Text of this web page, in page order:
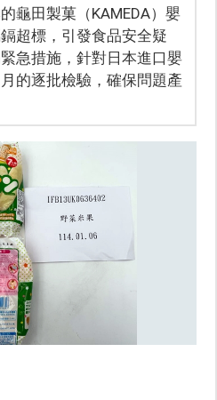
龜田製菓（KAMEDA）嬰
超標，引發食品安全疑
急措施，針對日本進口嬰
的逐批檢驗，確保問題產